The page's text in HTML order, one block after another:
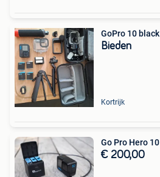
GoPro 10 black
Bieden
Kortrijk
Go Pro Hero 10
€ 200,00